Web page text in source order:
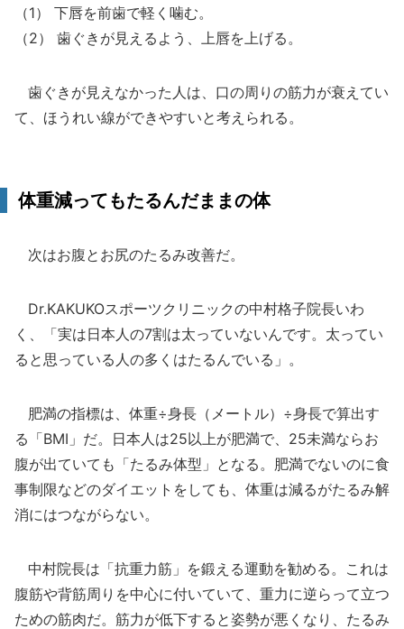
（1） 下唇を前歯で軽く噛む。
（2） 歯ぐきが見えるよう、上唇を上げる。
歯ぐきが見えなかった人は、口の周りの筋力が衰えてい
て、ほうれい線ができやすいと考えられる。
体重減ってもたるんだままの体
次はお腹とお尻のたるみ改善だ。
Dr.KAKUKOスポーツクリニックの中村格子院長いわ
く、「実は日本人の7割は太っていないんです。太ってい
ると思っている人の多くはたるんでいる」。
肥満の指標は、体重÷身長（メートル）÷身長で算出す
る「BMI」だ。日本人は25以上が肥満で、25未満ならお
腹が出ていても「たるみ体型」となる。肥満でないのに食
事制限などのダイエットをしても、体重は減るがたるみ解
消にはつながらない。
中村院長は「抗重力筋」を鍛える運動を勧める。これは
腹筋や背筋周りを中心に付いていて、重力に逆らって立つ
ための筋肉だ。筋力が低下すると姿勢が悪くなり、たるみ